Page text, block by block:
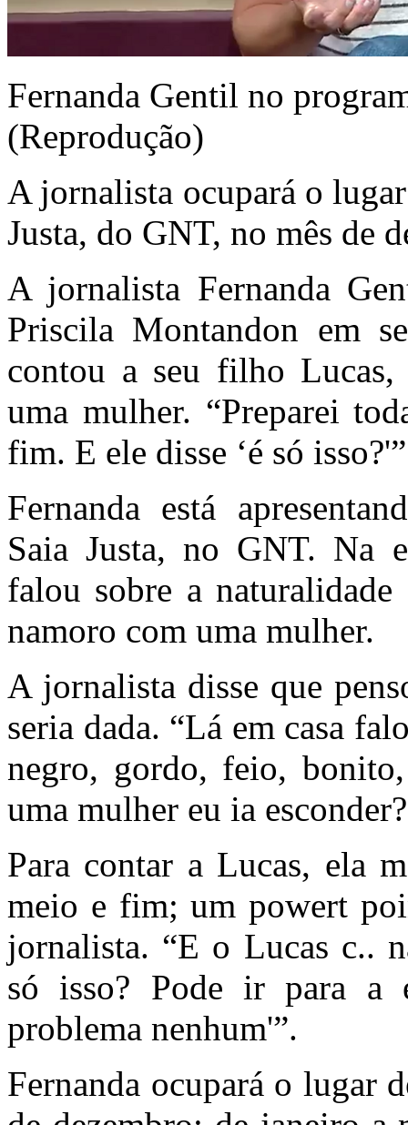
Fernanda Gentil no
(Reprodução)
A jornalista ocupará o
Justa, do GNT, no mês de
A jornalista Fernanda
Priscila Montandon em
contou a seu filho Lucas,
uma mulher. “Preparei
fim. E ele disse ‘é só
Fernanda está
Saia Justa, no GNT. Na
falou sobre a
namoro com uma mulher.
A jornalista disse que
seria dada. “Lá em casa
negro, gordo, feio,
uma mulher eu ia
Para contar a Lucas, ela
meio e fim; um powert
jornalista. “E o Lucas c..
só isso? Pode ir para a
problema nenhum'”.
Fernanda ocupará o lugar